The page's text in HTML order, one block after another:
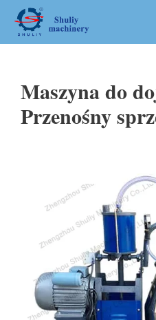
content
Maszyna do
Przenośny